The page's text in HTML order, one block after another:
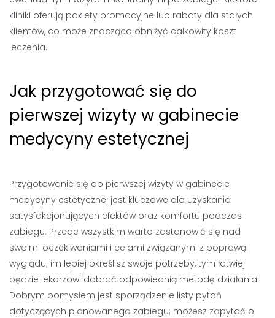
kliniki oferują pakiety promocyjne lub rabaty dla stałych
klientów, co może znacząco obniżyć całkowity koszt
leczenia.
Jak przygotować się do
pierwszej wizyty w gabinecie
medycyny estetycznej
Przygotowanie się do pierwszej wizyty w gabinecie
medycyny estetycznej jest kluczowe dla uzyskania
satysfakcjonujących efektów oraz komfortu podczas
zabiegu. Przede wszystkim warto zastanowić się nad
swoimi oczekiwaniami i celami związanymi z poprawą
wyglądu; im lepiej określisz swoje potrzeby, tym łatwiej
będzie lekarzowi dobrać odpowiednią metodę działania.
Dobrym pomysłem jest sporządzenie listy pytań
dotyczących planowanego zabiegu; możesz zapytać o